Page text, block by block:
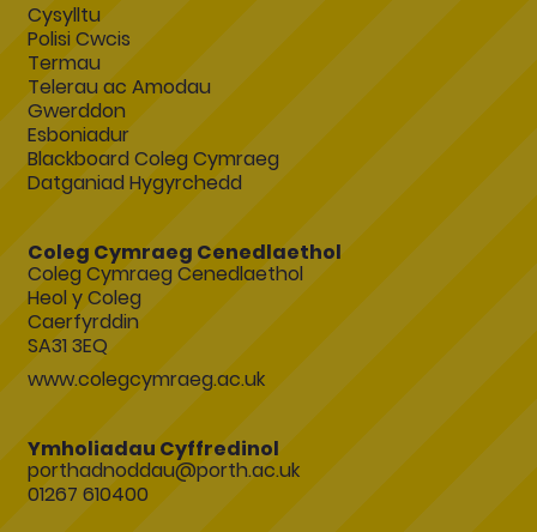
Cysylltu
Polisi Cwcis
Termau
Telerau ac Amodau
Gwerddon
Esboniadur
Blackboard Coleg Cymraeg
Datganiad Hygyrchedd
Coleg Cymraeg Cenedlaethol
Coleg Cymraeg Cenedlaethol
Heol y Coleg
Caerfyrddin
SA31 3EQ
www.colegcymraeg.ac.uk
Ymholiadau Cyffredinol
porthadnoddau@porth.ac.uk
01267 610400